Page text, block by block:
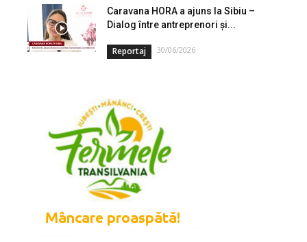
Caravana HORA a ajuns la Sibiu –
Dialog între antreprenori și...
Reportaj 30/06/2026